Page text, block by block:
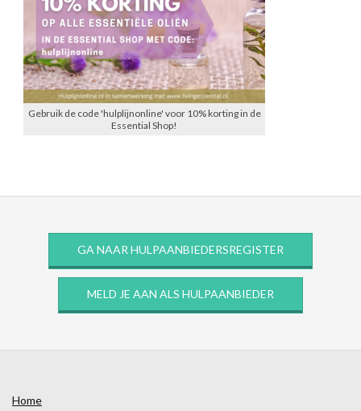
Gebruik de code 'hulplijnonline' voor 10% korting in de
Essential Shop!
GA NAAR HULPAANBIEDERSREGISTER
MELD JE AAN ALS HULPAANBIEDER
Home